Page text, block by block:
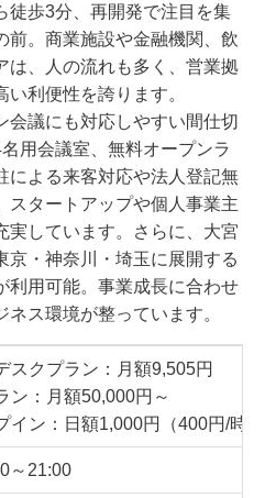
徒歩3分、再開発で注目を集
前。商業施設や金融機関、飲
は、人の流れも多く、営業拠
利便性を誇ります。
会議にも対応しやすい間仕切
用会議室、無料オープンラ
による来客対応や法人登記無
スタートアップや個人事業主
実しています。さらに、大宮
京・神奈川・埼玉に展開する
利用可能。事業成長に合わせ
ス環境が整っています。
スクプラン：月額9,505円
ン：月額50,000円～
イン：日額1,000円（400円/時）
～21:00